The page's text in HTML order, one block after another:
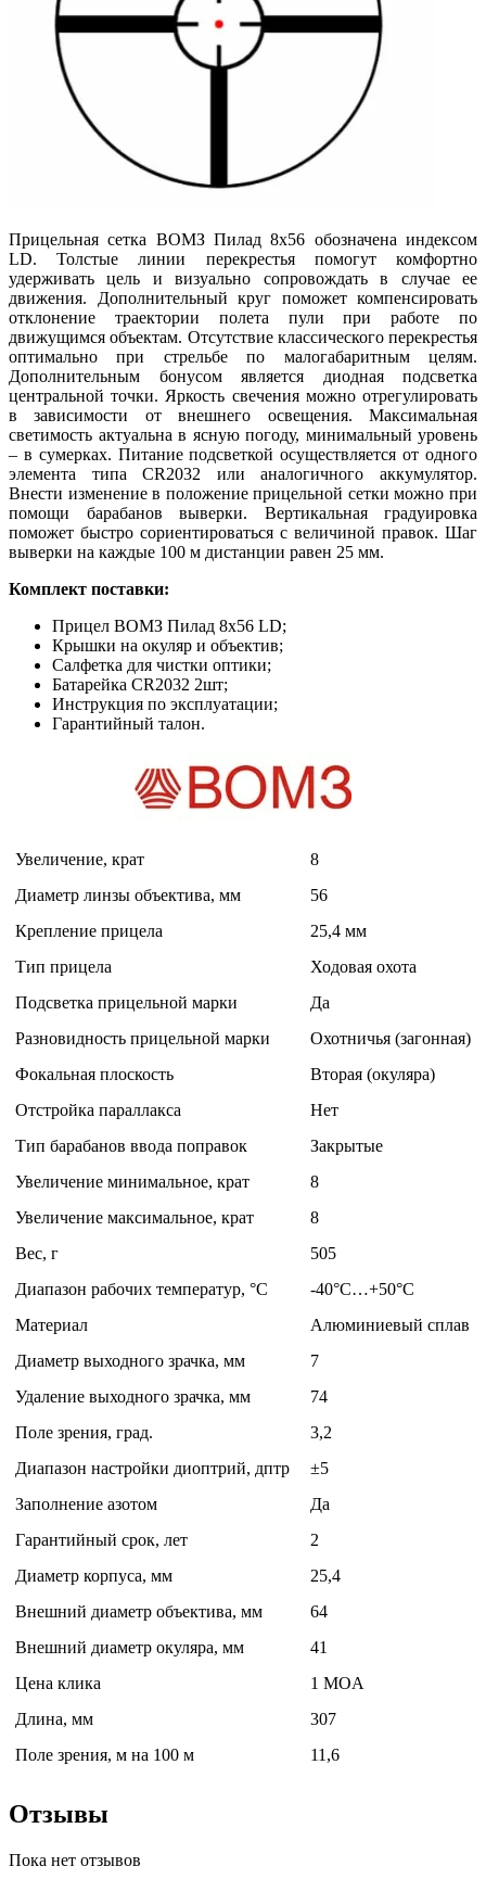
Прицельная сетка ВОМЗ Пилад 8x56 обозначена индексом
LD. Толстые линии перекрестья помогут комфортно
удерживать цель и визуально сопровождать в случае ее
движения. Дополнительный круг поможет компенсировать
отклонение траектории полета пули при работе по
движущимся объектам. Отсутствие классического перекрестья
оптимально при стрельбе по малогабаритным целям.
Дополнительным бонусом является диодная подсветка
центральной точки. Яркость свечения можно отрегулировать
в зависимости от внешнего освещения. Максимальная
светимость актуальна в ясную погоду, минимальный уровень
– в сумерках. Питание подсветкой осуществляется от одного
элемента типа CR2032 или аналогичного аккумулятор.
Внести изменение в положение прицельной сетки можно при
помощи барабанов выверки. Вертикальная градуировка
поможет быстро сориентироваться с величиной правок. Шаг
выверки на каждые 100 м дистанции равен 25 мм.
Комплект поставки:
Прицел ВОМЗ Пилад 8x56 LD;
Крышки на окуляр и объектив;
Салфетка для чистки оптики;
Бaтapeйĸa СR2032 2шт;
Инструкция по эксплуатации;
Гарантийный талон.
Увеличение, крат
8
Диаметр линзы объектива, мм
56
Крепление прицела
25,4 мм
Тип прицела
Ходовая охота
Подсветка прицельной марки
Да
Разновидность прицельной марки
Охотничья (загонная)
Фокальная плоскость
Вторая (окуляра)
Отстройка параллакса
Нет
Тип барабанов ввода поправок
Закрытые
Увеличение минимальное, крат
8
Увеличение максимальное, крат
8
Вес, г
505
Диапазон рабочих температур, °C
-40°С…+50°С
Материал
Алюминиевый сплав
Диаметр выходного зрачка, мм
7
Удаление выходного зрачка, мм
74
Поле зрения, град.
3,2
Диапазон настройки диоптрий, дптр
±5
Заполнение азотом
Да
Гарантийный срок, лет
2
Диаметр корпуса, мм
25,4
Внешний диаметр объектива, мм
64
Внешний диаметр окуляра, мм
41
Цена клика
1 MOA
Длина, мм
307
Поле зрения, м на 100 м
11,6
Отзывы
Пока нет отзывов